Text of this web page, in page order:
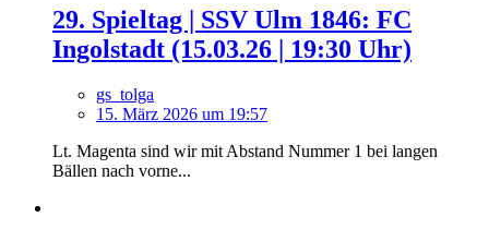
29. Spieltag | SSV Ulm 1846: FC
Ingolstadt (15.03.26 | 19:30 Uhr)
gs_tolga
15. März 2026 um 19:57
Lt. Magenta sind wir mit Abstand Nummer 1 bei langen
Bällen nach vorne...